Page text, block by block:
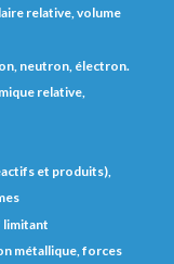
relative, volume
neutron, électron.
relative,
et produits),
limitant
métallique, forces